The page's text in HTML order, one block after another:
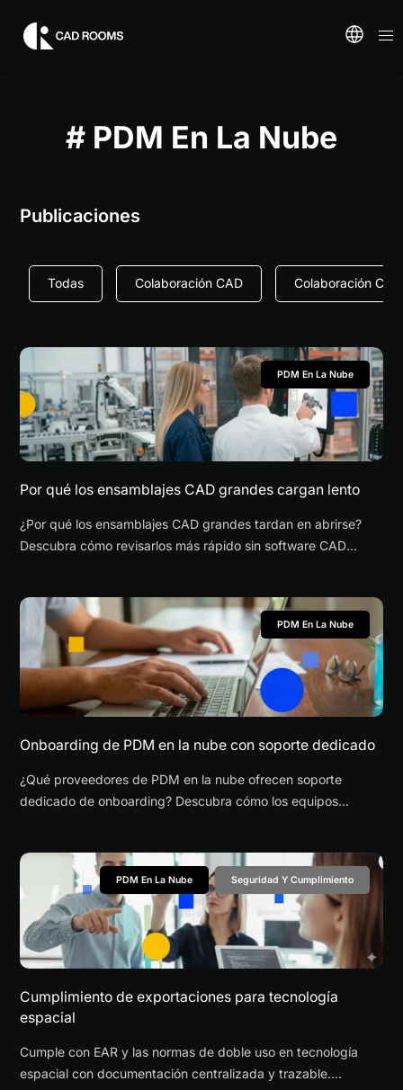
# PDM En La Nube
Publicaciones
Todas Colaboración CAD Colaboración
PDM En La Nube
Por qué los ensamblajes CAD grandes cargan lento
¿Por qué los ensamblajes CAD grandes tardan en abrirse?
Descubra cómo revisarlos más rápido sin software CAD
PDM En La Nube
Onboarding de PDM en la nube con soporte dedicado
¿Qué proveedores de PDM en la nube ofrecen soporte
dedicado de onboarding? Descubra cómo los equipos
PDM En La Nube Seguridad Y Cumplimiento
Cumplimiento de exportaciones para tecnología
espacial
Cumple con EAR y las normas de doble uso en tecnología
espacial con documentación centralizada y trazable.